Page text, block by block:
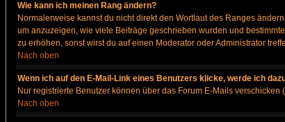
Wie kann ich meinen Rang ändern?
Normalerweise kannst du nicht direkt den Wortlaut des Ranges
um anzuzeigen, wie viele Beiträge geschrieben wurden und
zu erhöhen, sonst wirst du auf einen Moderator oder Administrator
Nach oben
Wenn ich auf den E-Mail-Link eines Benutzers klicke, werde ich
Nur registrierte Benutzer können über das Forum E-Mails
Nach oben